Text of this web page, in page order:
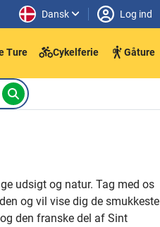
Dansk Log ind
Ture Cykelferie Gåture
udsigt og natur. Tag med os
og vil vise dig de smukkeste
den franske del af Sint